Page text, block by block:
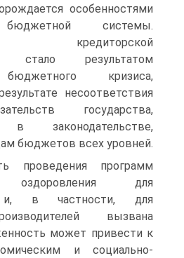
особенностями
системы.
кредиторской
стало результатом
кризиса,
несоответствия
государства,
в законодательстве,
бюджетов всех уровней.
проведения программ
оздоровления для
и, в частности, для
вызвана
может привести к
и социально-